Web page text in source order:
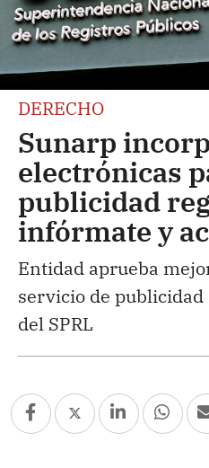
DERECHO
Sunarp
electrónicas
publicidad
infórmate y
Entidad aprueba
servicio de
del SPRL